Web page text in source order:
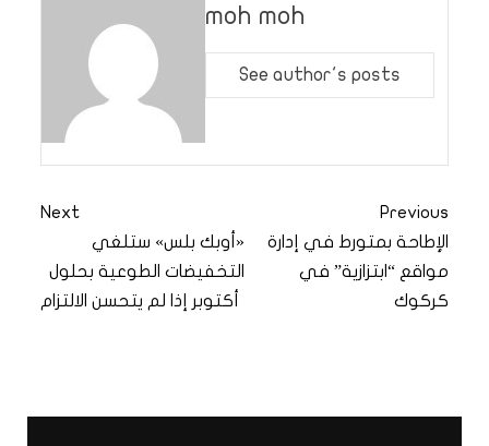
moh moh
See author's posts
Previous
الإطاحة بمتورط في إدارة
مواقع “ابتزازية” في
كركوك
Next
«أوبك بلس» ستلغي
التخفيضات الطوعية بحلول
أكتوبر إذا لم يتحسن الالتزام